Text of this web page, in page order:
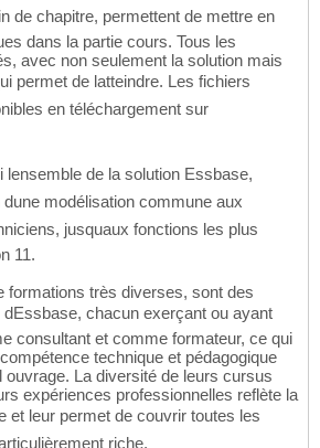
de chapitre, permettent de mettre en
dans la partie cours. Tous les
avec non seulement la solution mais
permet de latteindre. Les fichiers
en téléchargement sur
de la solution Essbase,
modélisation commune aux
jusquaux fonctions les plus
11.
formations très diverses, sont des
chacun exerçant ou ayant
consultant et comme formateur, ce qui
technique et pédagogique
ouvrage. La diversité de leurs cursus
expériences professionnelles reflète la
et leur permet de couvrir toutes les
riche.